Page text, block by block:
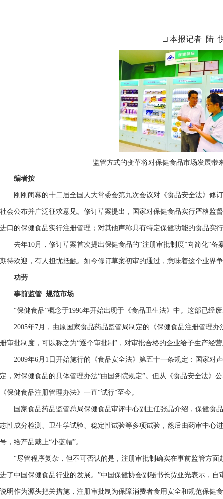
□ 本报记者 陆
监管方式的变革将对保健食品市场发展
编者按
刚刚闭幕的十二届全国人大常委会第九次会议对《食品安全法》修
社会公布并广泛征求意见。修订草案提出，国家对保健食品实行严格监
进口的保健食品实行注册管理；对其他声称具有特定保健功能的食品实
去年10月，修订草案首次提出保健食品的“注册审批制度”向简化“
期待欢迎，有人担忧抵触。如今修订草案初审的通过，意味着这个业界
功劳
事前监管 规范市场
“保健食品”概念于1996年开始出现于《食品卫生法》中。这部已经
2005年7月，由原国家食品药品监管局制定的《保健食品注册管理办
册审批制度，可以称之为“逐个审批制”，对审批合格的企业给予生产经
2009年6月1日开始施行的《食品安全法》第五十一条规定：国家对
定，对保健食品的具体管理办法“由国务院规定”。但从《食品安全法》
《保健食品注册管理办法》一直“试行”至今。
国家食品药品监管总局保健食品审评中心副主任张晶介绍，保健食
志性成分检测、卫生学试验、稳定性试验等多项试验，然后由药审中心
号，给产品戴上“小蓝帽”。
“尽管程序复杂，但不可否认的是，注册审批制确实在事前监管方面
进了中国保健食品行业的发展。”中国保健协会副秘书长贾亚光表示，
说明作为源头把关措施，注册审批制为保障消费者食用安全和规范保健